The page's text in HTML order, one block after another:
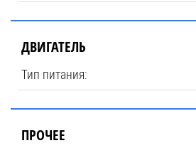
ДВИГАТЕЛЬ
Тип питания:
ПРОЧЕЕ